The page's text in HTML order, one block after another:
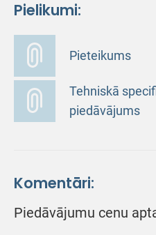
Pielikumi:
Pieteikums
Tehniskā
piedāvājums
Komentāri:
Piedāvājumu cenu